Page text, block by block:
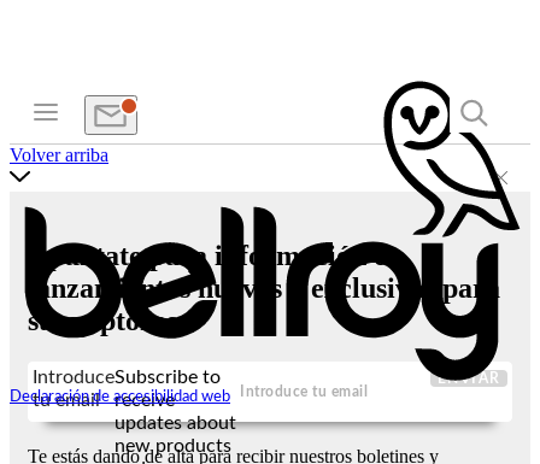
Declaración de accesibilidad web
Volver arriba
Apúntate para información de
lanzamientos nuevos y exclusivas para
suscriptores
Introduce
tu email
Subscribe to
receive
updates about
new products
ENVIAR
Te estás dando de alta para recibir nuestros boletines y